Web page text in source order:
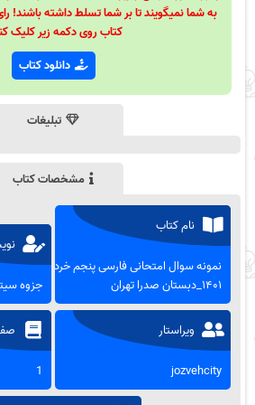
به شما نمیگویند تا بر شما تسلط داشته باشند!
کتاب روی دکمه زیر کلیک
دانلود کتاب
تبلیغات
مشخصات کتاب
نام کتاب
نمونه سوال امتحانی فارسی پنجم خرداد
۱۴۰۱_دبستان صدرا تهران
جزوه
ویراستار
jozvehcity
1